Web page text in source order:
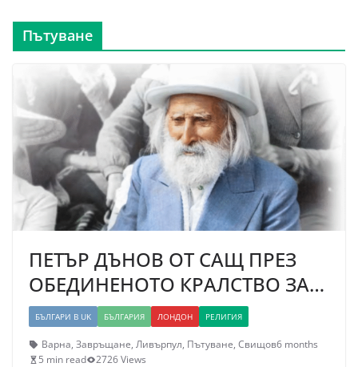
Пътуване
ПЕТЪР ДЪНОВ ОТ САЩ ПРЕЗ
ОБЕДИНЕНОТО КРАЛСТВО ЗА…
БЪЛГАРИ В UK БЪЛГАРИЯ ЛОНДОН РЕЛИГИЯ
Варна, Завръщане, Ливърпул, Пътуване, Свищов6 months
5 min read
2726 Views